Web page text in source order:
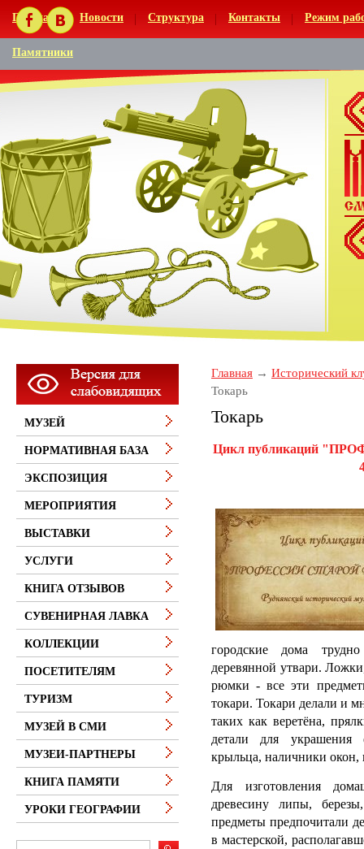
Главная Новости Структура Контакты Режим
Памятники
Главная
Исторический
Токарь
Токарь
Цикл публикаций
городские дома
деревянной утвари.
рюмки - все эти
токари. Токари делали и
таких как веретёна,
детали для украшения
крыльца, наличники окон,
Для изготовления
древесину липы,
предметы предпочитали
в мастерской,
МУЗЕЙ
НОРМАТИВНАЯ БАЗА
ЭКСПОЗИЦИЯ
МЕРОПРИЯТИЯ
ВЫСТАВКИ
УСЛУГИ
КНИГА ОТЗЫВОВ
СУВЕНИРНАЯ ЛАВКА
КОЛЛЕКЦИИ
ПОСЕТИТЕЛЯМ
ТУРИЗМ
МУЗЕЙ В СМИ
МУЗЕИ-ПАРТНЕРЫ
КНИГА ПАМЯТИ
УРОКИ ГЕОГРАФИИ